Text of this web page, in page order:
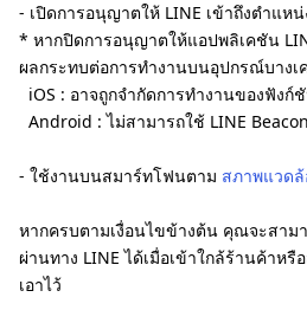
- เปิดการอนุญาตให้ LINE เข้าถึงตำแห
* หากปิดการอนุญาตให้แอปพลิเคชัน
ผลกระทบต่อการทำงานบนอุปกรณ์บางเ
iOS : อาจถูกจำกัดการทำงานของฟังก์
Android : ไม่สามารถใช้ LINE
- ใช้งานบนสมาร์ทโฟนตาม สภาพแวด
หากครบตามเงื่อนไขข้างต้น คุณจะสาม
ผ่านทาง LINE ได้เมื่อเข้าใกล้ร้านค้าห
เอาไว้